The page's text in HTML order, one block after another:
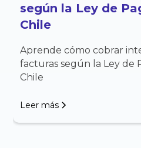
según la Ley de
Chile
Aprende cómo cobrar
facturas según la Ley de
Chile
Leer más